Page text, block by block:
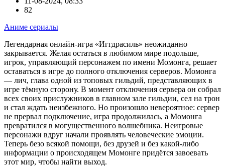
82
Аниме сериалы
Легендарная онлайн-игра «Иггдрасиль» неожиданно
закрывается. Желая остаться в любимом мире подольше,
игрок, управляющий персонажем по имени Момонга, решает
оставаться в игре до полного отключения серверов. Момонга
— лич, глава одной из топовых гильдий, представляющих в
игре тёмную сторону. В момент отключения сервера он собрал
всех своих прислужников в главном зале гильдии, сел на трон
и стал ждать неизбежного. Но произошло невероятное: сервер
не прервал подключение, игра продолжилась, а Момонга
превратился в могущественного волшебника. Неигровые
персонажи вдруг начали проявлять человеческие эмоции.
Теперь безо всякой помощи, без друзей и без какой-либо
информации о происходящем Момонге придётся завоевать
этот мир, чтобы найти выход.